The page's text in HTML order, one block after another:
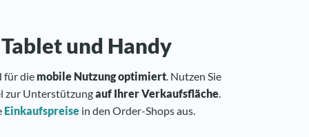
und Handy
für die mobile Nutzung optimiert. Nutzen Sie
zur Unterstützungauf Ihrer Verkaufsfläche.
Einkaufspreise in den Order-Shops aus.